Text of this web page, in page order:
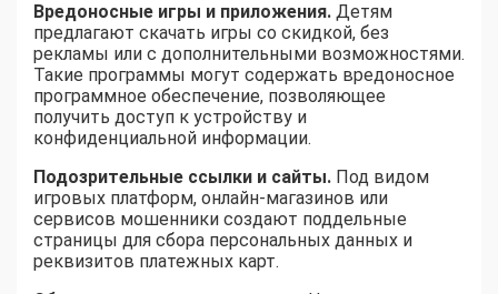
Вредоносные игры и приложения. Детям
предлагают скачать игры со скидкой, без
рекламы или с дополнительными возможностями.
Такие программы могут содержать вредоносное
программное обеспечение, позволяющее
получить доступ к устройству и
конфиденциальной информации.
Подозрительные ссылки и сайты. Под видом
игровых платформ, онлайн-магазинов или
сервисов мошенники создают поддельные
страницы для сбора персональных данных и
реквизитов платежных карт.